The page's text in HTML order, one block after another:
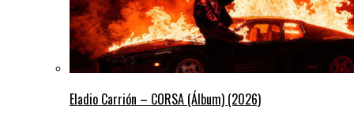
Eladio Carrión – CORSA (Álbum) (2026)